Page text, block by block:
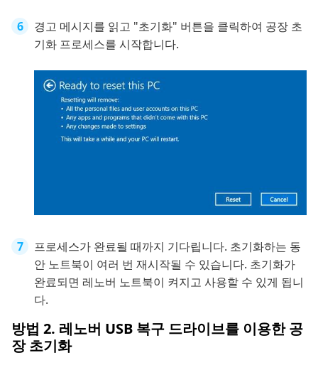
경고 메시지를 읽고 "초기화" 버튼을 클릭하여 공장 초
기화 프로세스를 시작합니다.
프로세스가 완료될 때까지 기다립니다. 초기화하는 동
안 노트북이 여러 번 재시작될 수 있습니다. 초기화가
완료되면 레노버 노트북이 켜지고 사용할 수 있게 됩니
다.
방법 2. 레노버 USB 복구 드라이브를 이용한 공
장 초기화